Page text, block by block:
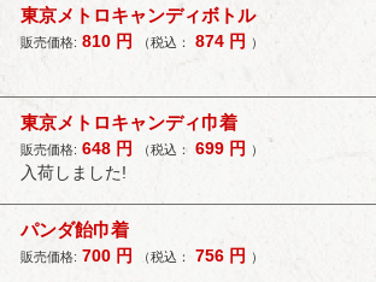
東京メトロキャンディボトル
販売価格: 810 円 （税込： 874 円 ）
東京メトロキャンディ巾着
販売価格: 648 円 （税込： 699 円 ）
入荷しました!
パンダ飴巾着
販売価格: 700 円 （税込： 756 円 ）